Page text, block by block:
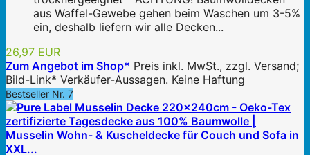
aus Waffel-Gewebe gehen beim Waschen um 3-5%
ein, deshalb liefern wir alle Decken...
26,97 EUR
Zum Angebot im Shop* Preis inkl. MwSt., zzgl. Versand;
Bild-Link* Verkäufer-Aussagen. Keine Haftung
Bestseller Nr. 7